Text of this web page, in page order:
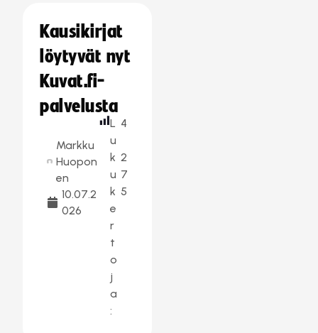
Kausikirjat
löytyvät nyt
Kuvat.fi-
palvelusta
Markku
Huopon
en
10.07.2
026
L
u
k
u
k
e
r
t
o
j
a
:
4
2
7
5